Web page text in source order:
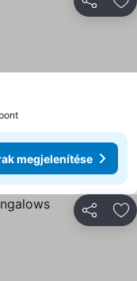
megjelenítése